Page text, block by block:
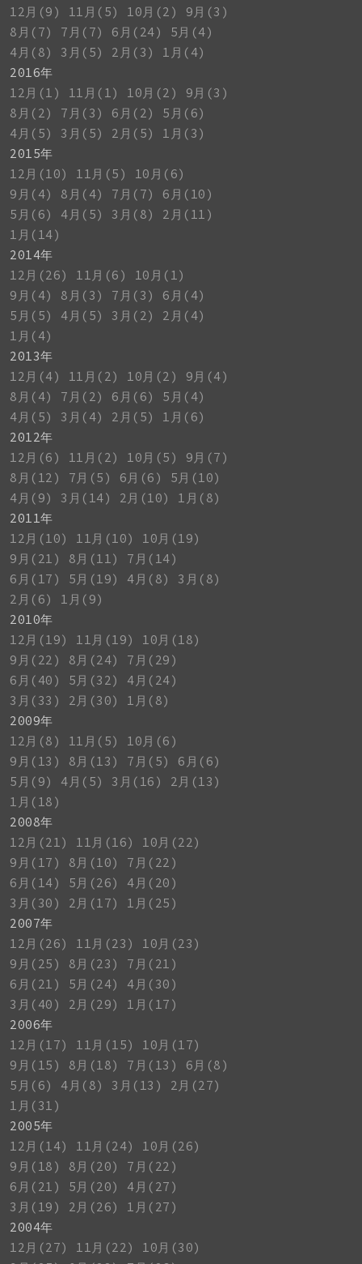
12月(9)
11月(5) 10月(2)
9月(3)
8月(7)
7月(7) 6月(24)
5月(4)
4月(8)
3月(5) 2月(3)
1月(4)
2016年
12月(1)
11月(1) 10月(2)
9月(3)
8月(2)
7月(3) 6月(2)
5月(6)
4月(5)
3月(5) 2月(5)
1月(3)
2015年
12月(10)
11月(5)
10月(6)
9月(4)
8月(4) 7月(7)
6月(10)
5月(6)
4月(5) 3月(8)
2月(11)
1月(14)
2014年
12月(26)
11月(6)
10月(1)
9月(4)
8月(3) 7月(3)
6月(4)
5月(5)
4月(5) 3月(2)
2月(4)
1月(4)
2013年
12月(4)
11月(2) 10月(2)
9月(4)
8月(4)
7月(2) 6月(6)
5月(4)
4月(5)
3月(4) 2月(5)
1月(6)
2012年
12月(6)
11月(2) 10月(5)
9月(7)
8月(12)
7月(5) 6月(6)
5月(10)
4月(9)
3月(14) 2月(10)
1月(8)
2011年
12月(10)
11月(10)
10月(19)
9月(21)
8月(11)
7月(14)
6月(17)
5月(19) 4月(8)
3月(8)
2月(6)
1月(9)
2010年
12月(19)
11月(19)
10月(18)
9月(22)
8月(24)
7月(29)
6月(40)
5月(32)
4月(24)
3月(33)
2月(30)
1月(8)
2009年
12月(8)
11月(5)
10月(6)
9月(13)
8月(13) 7月(5)
6月(6)
5月(9)
4月(5) 3月(16)
2月(13)
1月(18)
2008年
12月(21)
11月(16)
10月(22)
9月(17)
8月(10)
7月(22)
6月(14)
5月(26)
4月(20)
3月(30)
2月(17)
1月(25)
2007年
12月(26)
11月(23)
10月(23)
9月(25)
8月(23)
7月(21)
6月(21)
5月(24)
4月(30)
3月(40)
2月(29)
1月(17)
2006年
12月(17)
11月(15)
10月(17)
9月(15)
8月(18) 7月(13)
6月(8)
5月(6)
4月(8) 3月(13)
2月(27)
1月(31)
2005年
12月(14)
11月(24)
10月(26)
9月(18)
8月(20)
7月(22)
6月(21)
5月(20)
4月(27)
3月(19)
2月(26)
1月(27)
2004年
12月(27)
11月(22)
10月(30)